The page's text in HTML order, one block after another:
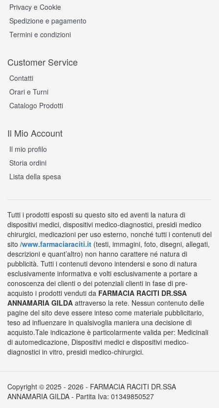
Privacy e Cookie
Spedizione e pagamento
Termini e condizioni
Customer Service
Contatti
Orari e Turni
Catalogo Prodotti
Il Mio Account
Il mio profilo
Storia ordini
Lista della spesa
Tutti i prodotti esposti su questo sito ed aventi la natura di
dispositivi medici, dispositivi medico-diagnostici, presidi medico
chirurgici, medicazioni per uso esterno, nonché tutti i contenuti del
sito /www.farmaciaraciti.it (testi, immagini, foto, disegni, allegati,
descrizioni e quant’altro) non hanno carattere né natura di
pubblicità. Tutti i contenuti devono intendersi e sono di natura
esclusivamente informativa e volti esclusivamente a portare a
conoscenza dei clienti o dei potenziali clienti in fase di pre-
acquisto i prodotti venduti da FARMACIA RACITI DR.SSA
ANNAMARIA GILDA attraverso la rete. Nessun contenuto delle
pagine del sito deve essere inteso come materiale pubblicitario,
teso ad influenzare in qualsivoglia maniera una decisione di
acquisto.Tale indicazione è particolarmente valida per: Medicinali
di automedicazione, Dispositivi medici e dispositivi medico-
diagnostici in vitro, presidi medico-chirurgici.
Copyright © 2025 - 2026 - FARMACIA RACITI DR.SSA
ANNAMARIA GILDA - Partita Iva: 01349850527